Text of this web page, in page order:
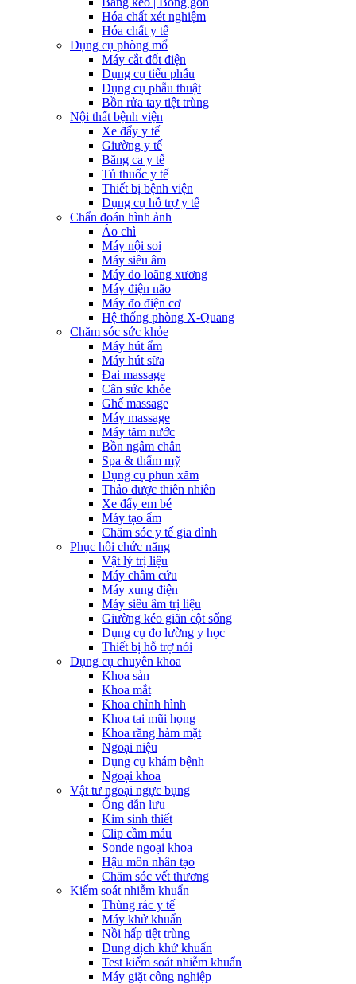
Hóa chất xét nghiệm
Hóa chất y tế
Dụng cụ phòng mổ
Máy cắt đốt điện
Dụng cụ tiểu phẫu
Dụng cụ phẫu thuật
Bồn rửa tay tiệt trùng
Nội thất bệnh viện
Xe đẩy y tế
Giường y tế
Băng ca y tế
Tủ thuốc y tế
Thiết bị bệnh viện
Dụng cụ hỗ trợ y tế
Chẩn đoán hình ảnh
Áo chì
Máy nội soi
Máy siêu âm
Máy đo loãng xương
Máy điện não
Máy đo điện cơ
Hệ thống phòng X-Quang
Chăm sóc sức khỏe
Máy hút ẩm
Máy hút sữa
Đai massage
Cân sức khỏe
Ghế massage
Máy massage
Máy tăm nước
Bồn ngâm chân
Spa & thẩm mỹ
Dụng cụ phun xăm
Thảo dược thiên nhiên
Xe đẩy em bé
Máy tạo ẩm
Chăm sóc y tế gia đình
Phục hồi chức năng
Vật lý trị liệu
Máy châm cứu
Máy xung điện
Máy siêu âm trị liệu
Giường kéo giãn cột sống
Dụng cụ đo lường y học
Thiết bị hỗ trợ nói
Dụng cụ chuyên khoa
Khoa sản
Khoa mắt
Khoa chỉnh hình
Khoa tai mũi họng
Khoa răng hàm mặt
Ngoại niệu
Dụng cụ khám bệnh
Ngoại khoa
Vật tư ngoại ngực bụng
Ống dẫn lưu
Kim sinh thiết
Clip cầm máu
Sonde ngoại khoa
Hậu môn nhân tạo
Chăm sóc vết thương
Kiểm soát nhiễm khuẩn
Thùng rác y tế
Máy khử khuẩn
Nồi hấp tiệt trùng
Dung dịch khử khuẩn
Test kiểm soát nhiễm khuẩn
Máy giặt công nghiệp